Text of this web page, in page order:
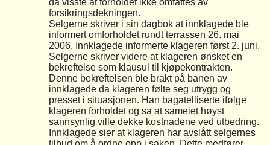
forsikringsdekningen.
Selgerne skriver i sin dagbok at innklagede ble
informert omforholdet rundt terrassen 26. mai
2006. Innklagede informerte klageren først 2. juni.
Selgerne skriver videre at klageren ønsket en
bekreftelse som klausul til kjøpekontrakten.
Denne bekreftelsen ble brakt på banen av
innklagede da klageren følte seg utrygg og
presset i situasjonen. Han bagatelliserte ifølge
klageren forholdet og sa at sameiet høyst
sannsynlig ville dekke kostnadene ved utbedring.
Innklagede sier at klageren har avslått selgernes